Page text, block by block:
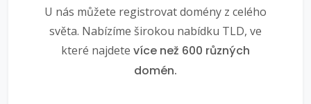
U nás můžete registrovat domény z celého
světa. Nabízíme širokou nabídku TLD, ve
které najdete více než 600 různých
domén.